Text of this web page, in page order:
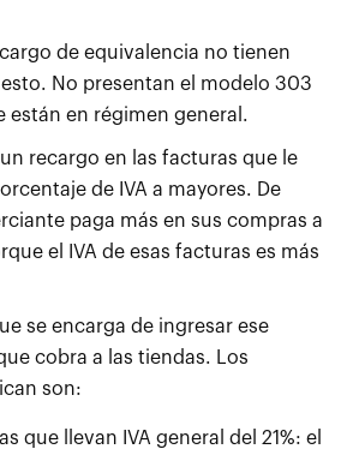
de equivalencia no tienen
No presentan el modelo 303
están en régimen general.
recargo en las facturas que le
de IVA a mayores. De
paga más en sus compras a
el IVA de esas facturas es más
se encarga de ingresar ese
cobra a las tiendas. Los
son:
que llevan IVA general del 21%: el